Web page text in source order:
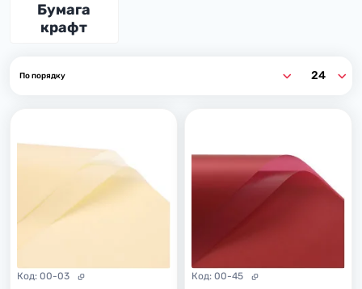
Бумага
крафт
Код: 00-03 Код: 00-45